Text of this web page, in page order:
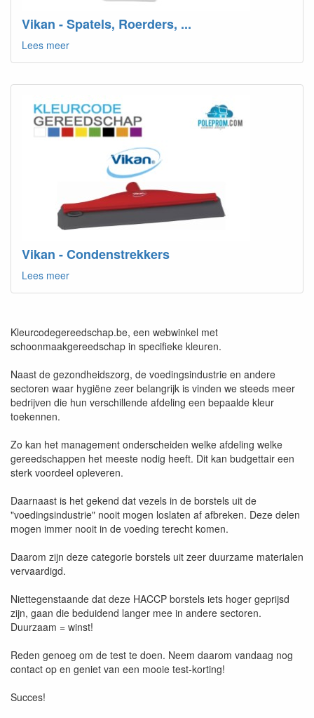
Vikan - Spatels, Roerders, ...
Lees meer
Vikan - Condenstrekkers
Lees meer
Kleurcodegereedschap.be, een webwinkel met
schoonmaakgereedschap in specifieke kleuren.
Naast de gezondheidszorg, de voedingsindustrie en andere
sectoren waar hygiëne zeer belangrijk is vinden we steeds meer
bedrijven die hun verschillende afdeling een bepaalde kleur
toekennen.
Zo kan het management onderscheiden welke afdeling welke
gereedschappen het meeste nodig heeft. Dit kan budgettair een
sterk voordeel opleveren.
Daarnaast is het gekend dat vezels in de borstels uit de
"voedingsindustrie" nooit mogen loslaten af afbreken. Deze delen
mogen immer nooit in de voeding terecht komen.
Daarom zijn deze categorie borstels uit zeer duurzame materialen
vervaardigd.
Niettegenstaande dat deze HACCP borstels iets hoger geprijsd
zijn, gaan die beduidend langer mee in andere sectoren.
Duurzaam = winst!
Reden genoeg om de test te doen. Neem daarom vandaag nog
contact op en geniet van een mooie test-korting!
Succes!